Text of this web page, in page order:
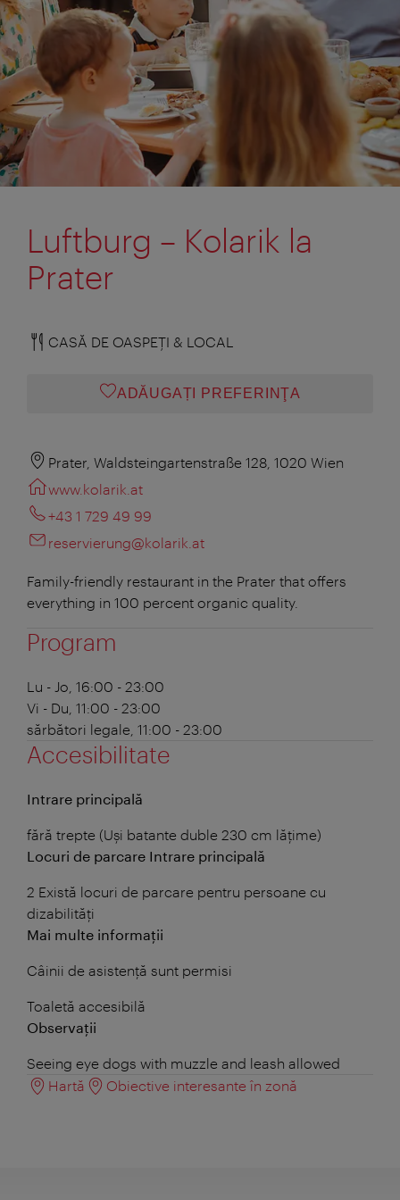
Luftburg – Kolarik la
Prater
CASĂ DE OASPEŢI & LOCAL
ADĂUGAȚI PREFERINŢA
Prater, Waldsteingartenstraße 128, 1020 Wien
www.kolarik.at
+43 1 729 49 99
reservierung@kolarik.at
Family-friendly restaurant in the Prater that offers
everything in 100 percent organic quality.
Program
Lu - Jo, 16:00 - 23:00
Vi - Du, 11:00 - 23:00
sărbători legale, 11:00 - 23:00
Accesibilitate
Intrare principală
fără trepte (Uși batante duble 230 cm lățime)
Locuri de parcare Intrare principală
2 Există locuri de parcare pentru persoane cu
dizabilități
Mai multe informații
Câinii de asistență sunt permisi
Toaletă accesibilă
Observații
Seeing eye dogs with muzzle and leash allowed
Hartă
Obiective interesante în zonă